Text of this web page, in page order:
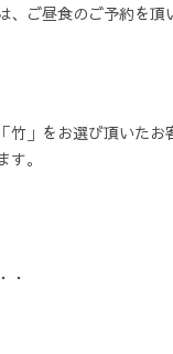
、ご昼食のご予約を頂
竹」をお選び頂いたお
。
・